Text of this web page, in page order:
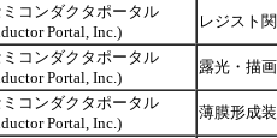
ミコンダクタポータル
Portal, Inc.)
レジスト
ミコンダクタポータル
Portal, Inc.)
露光・描
ミコンダクタポータル
Portal, Inc.)
薄膜形成